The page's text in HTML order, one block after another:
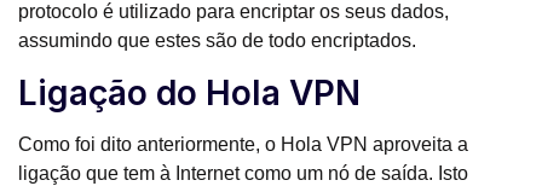
protocolo é utilizado para encriptar os seus dados,
assumindo que estes são de todo encriptados.
Ligação do Hola VPN
Como foi dito anteriormente, o Hola VPN aproveita a
ligação que tem à Internet como um nó de saída. Isto